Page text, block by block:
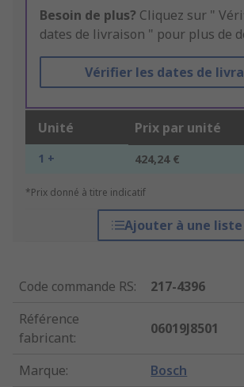
Besoin de plus? Cliquez sur "
dates de livraison " pour plus de
Vérifier les dates de
Unité Prix par unité
1 + 424,24 €
*Prix donné à titre indicatif
Ajouter à une liste
Code commande RS:
217-4396
Référence
fabricant:
06019J8501
Marque: Bosch